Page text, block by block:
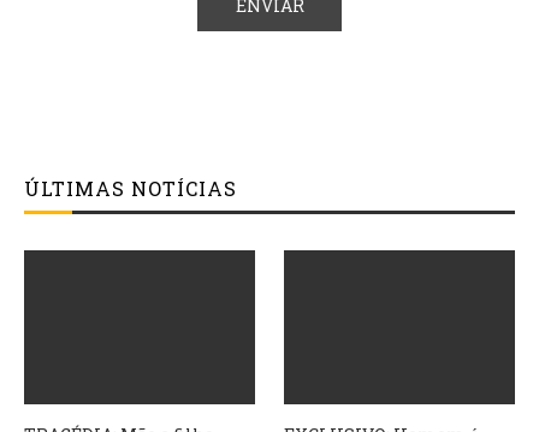
ÚLTIMAS NOTÍCIAS